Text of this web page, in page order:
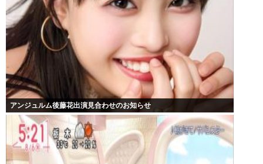
アンジュルム後藤花出演見合わせのお知らせ